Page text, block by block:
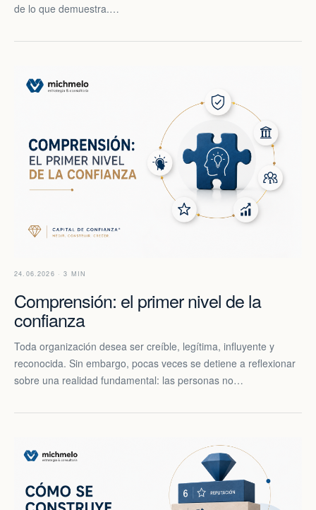
de lo que demuestra.…
24.06.2026 · 3 MIN
Comprensión: el primer nivel de la
confianza
Toda organización desea ser creíble, legítima, influyente y
reconocida. Sin embargo, pocas veces se detiene a reflexionar
sobre una realidad fundamental: las personas no…